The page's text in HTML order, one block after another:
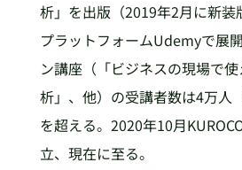
析」を出版（2019年2月に新装
プラットフォームUdemyで展
ン講座（「ビジネスの現場で
析」、他）の受講者数は4万人
を超える。2020年10月
立、現在に至る。